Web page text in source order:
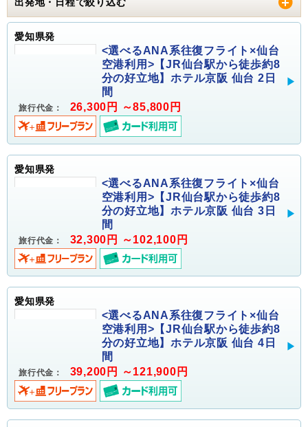
愛知県発
<選べるANA系往復フライト×仙台
空港利用>【JR仙台駅から徒歩約8
分の好立地】ホテル京阪 仙台 2日
間
旅行代金： 26,300円 ～85,800円
愛知県発
<選べるANA系往復フライト×仙台
空港利用>【JR仙台駅から徒歩約8
分の好立地】ホテル京阪 仙台 3日
間
旅行代金： 32,300円 ～102,100円
愛知県発
<選べるANA系往復フライト×仙台
空港利用>【JR仙台駅から徒歩約8
分の好立地】ホテル京阪 仙台 4日
間
旅行代金： 39,200円 ～121,900円